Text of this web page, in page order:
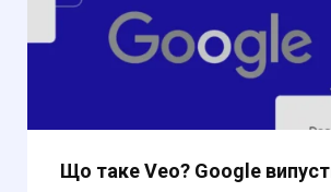
Що таке Veo? Google